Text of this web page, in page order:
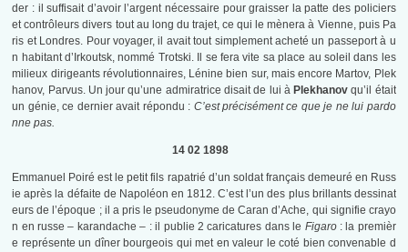
der : il suffisait d’avoir l’argent nécessaire pour graisser la patte des policiers
et contrôleurs divers tout au long du trajet, ce qui le mènera à Vienne, puis Pa
ris et Londres. Pour voyager, il avait tout simplement acheté un passeport à u
n habitant d’Irkoutsk, nommé Trotski. Il se fera vite sa place au soleil dans les
milieux dirigeants révolutionnaires, Lénine bien sur, mais encore Martov, Plek
hanov, Parvus. Un jour qu’une admiratrice disait de lui à Plekhanov qu’il était
un génie, ce dernier avait répondu : C’est précisément ce que je ne lui pardo
nne pas.
14 02 1898
Emmanuel Poiré est le petit fils rapatrié d’un soldat français demeuré en Russ
ie après la défaite de Napoléon en 1812. C’est l’un des plus brillants dessinat
eurs de l’époque ; il a pris le pseudonyme de Caran d’Ache, qui signifie crayo
n en russe – karandache – : il publie 2 caricatures dans le Figaro : la premièr
e représente un dîner bourgeois qui met en valeur le coté bien convenable d